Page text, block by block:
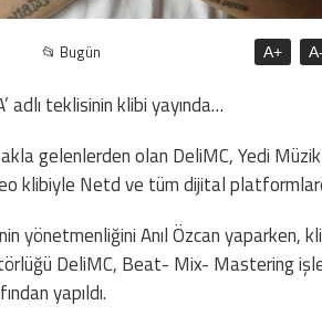
📂 Bugün A+ A-
adlı teklisinin klibi yayında…
gelenlerden olan DeliMC, Yedi Müzik
klibiyle Netd ve tüm dijital
yönetmenliğini Anıl Özcan yaparken,
DeliMC, Beat- Mix- Mastering
yapıldı.